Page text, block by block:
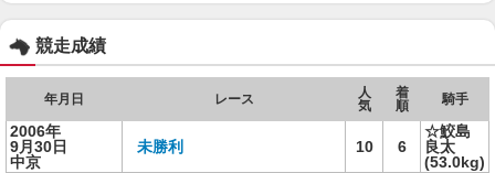
競走成績
年月日 レース
人
気
着
順
騎手
2006年
9月30日
中京
未勝利 10 6
☆鮫島
良太
(53.0kg)